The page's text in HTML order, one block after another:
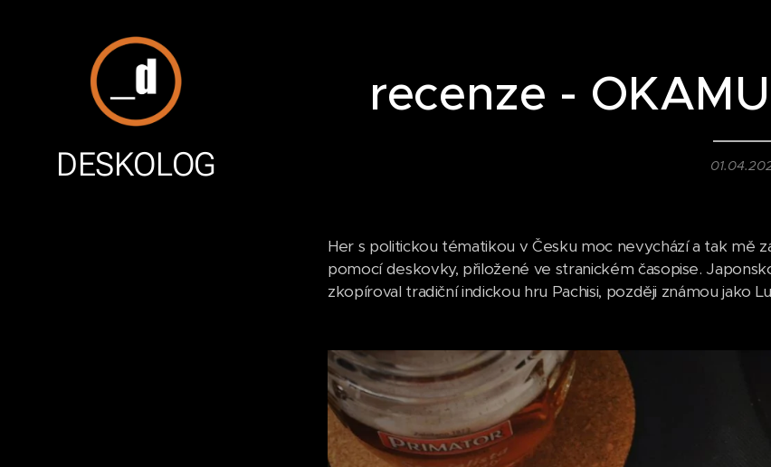
DESKOLOG
recenze -
Her s politickou tématikou v Česku moc nevychází a tak mě
pomocí deskovky, přiložené ve stranickém časopise.
zkopíroval tradiční indickou hru Pachisi, později známou jako